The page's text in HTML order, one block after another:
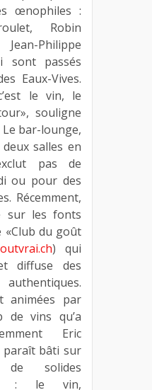
œnophiles :
Robin
Philippe
sont passés
Eaux-Vives.
le vin, le
souligne
Le bar-lounge,
salles en
pas de
ou pour des
Récemment,
sur les fonts
«Club du goût
) qui
diffuse des
animées par
de vins qu’a
Eric
paraît bâti sur
solides
: le vin,